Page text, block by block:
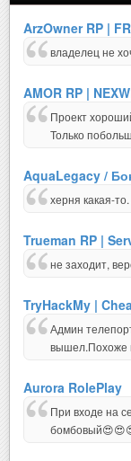
ArzOwner RP |
владелец не
AMOR RP |
Проект
Только
AquaLegacy /
херня какая-
Trueman RP |
не заходит,
TryHackMy |
Админ
вышел.Похоже
Aurora RolePlay
При входе на